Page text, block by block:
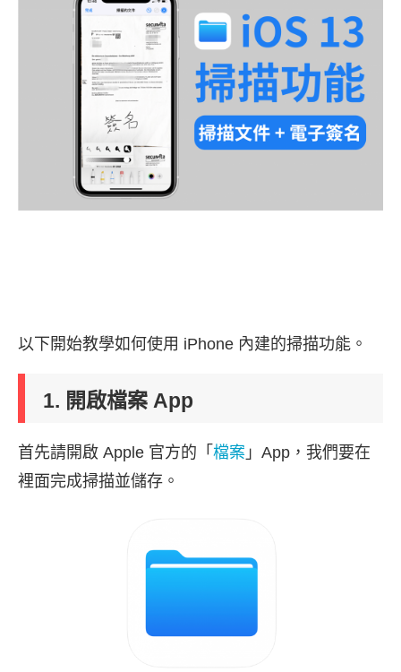
以下開始教學如何使用 iPhone 內建的掃描功能。
1. 開啟檔案 App
首先請開啟 Apple 官方的「 檔案 」App，我們要在
裡面完成掃描並儲存。